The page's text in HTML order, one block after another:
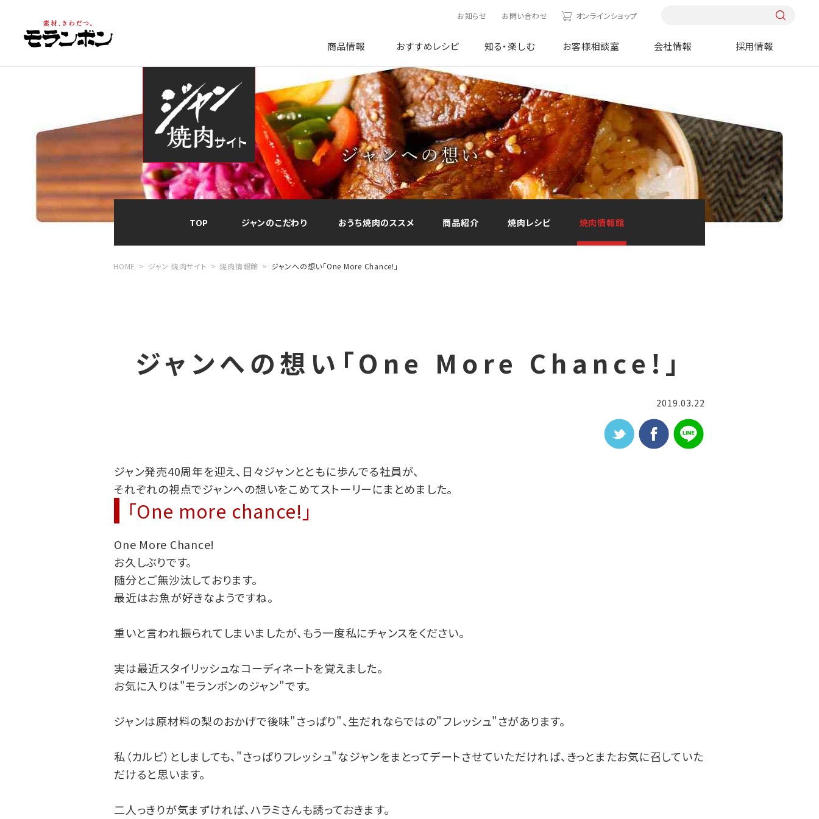
お知らせ お問い合わせ オンラインショップ
商品情報 おすすめレシピ 知る・楽しむ お客様相談室 会社情報 採用情報
TOP ジャンのこだわり おうち焼肉のススメ 商品紹介 焼肉レシピ 焼肉情報館
HOME ジャン 焼肉サイト 焼肉情報館 ジャンへの想い「One More Chance!」
ジャンへの想い「One More Chance!」
2019.03.22
ジャン発売40周年を迎え、日々ジャンとともに歩んでる社員が、
それぞれの視点でジャンへの想いをこめてストーリーにまとめました。
「One more chance!」
One More Chance!
お久しぶりです。
随分とご無沙汰しております。
最近はお魚が好きなようですね。
重いと言われ振られてしまいましたが、もう一度私にチャンスをください。
実は最近スタイリッシュなコーディネートを覚えました。
お気に入りは"モランボンのジャン"です。
ジャンは原材料の梨のおかげで後味"さっぱり"、生だれならではの"フレッシュ"さがあります。
私（カルビ）としましても、"さっぱりフレッシュ"なジャンをまとってデートさせていただければ、きっとまたお気に召していた
だけると思います。
二人っきりが気まずければ、ハラミさんも誘っておきます。